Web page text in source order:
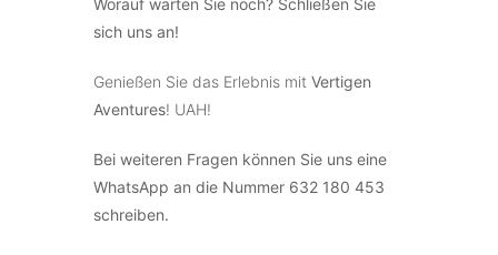
Worauf warten Sie noch? Schließen Sie
sich uns an!
Genießen Sie das Erlebnis mit Vertigen
Aventures! UAH!
Bei weiteren Fragen können Sie uns eine
WhatsApp an die Nummer 632 180 453
schreiben.